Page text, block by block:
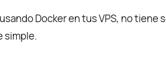
Docker en tus VPS, no
simple.